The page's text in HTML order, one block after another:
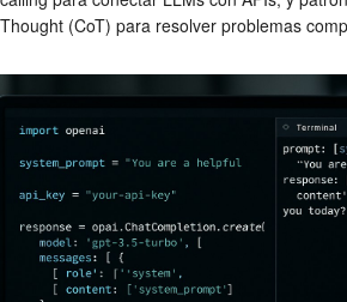
Thought (CoT) para resolver problemas